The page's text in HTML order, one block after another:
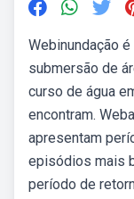
Webinundação
submersão de
curso de água
encontram.
apresentam
episódios mais
período de